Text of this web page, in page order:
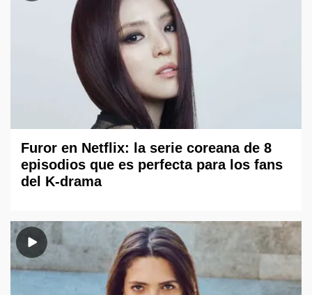
Furor en Netflix: la serie coreana de 8
episodios que es perfecta para los fans
del K-drama